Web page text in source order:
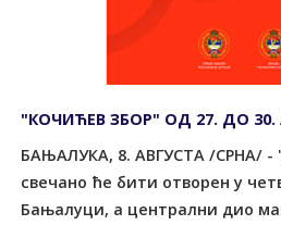
"КОЧИЋЕВ ЗБОР" ОД 27. ДО 30.
БАЊАЛУКА, 8. АВГУСТА /СРНА/ -
свечано ће бити отворен у
Бањалуци, а централни дио